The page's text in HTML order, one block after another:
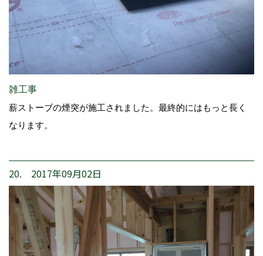
雑工事
薪ストーブの煙突が施工されました。最終的にはもっと長く
なります。
20. 2017年09月02日